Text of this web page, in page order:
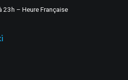
23h – Heure Française